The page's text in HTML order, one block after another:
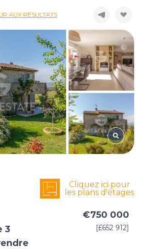
AUX RÉSULTATS
Cliquez ici pour
les plans d'étages
3
€750 000
[£652 912]